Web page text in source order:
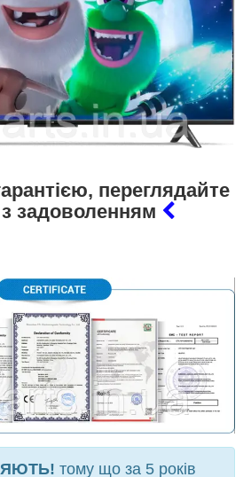
переглядайте
з задоволенням
тому що за 5 років